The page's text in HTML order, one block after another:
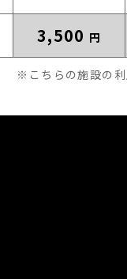
3,500 円
※こちらの施設の利